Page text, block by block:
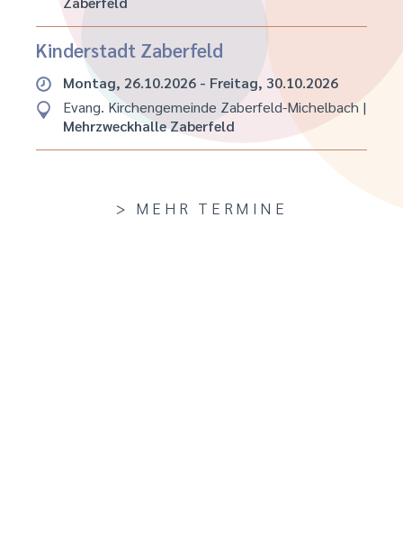
Kinderstadt Zaberfeld
Montag, 26.10.2026 - Freitag, 30.10.2026
Evang. Kirchengemeinde Zaberfeld-Michelbach |
Mehrzweckhalle Zaberfeld
> MEHR TERMINE